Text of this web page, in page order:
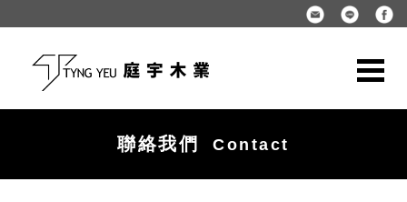
聯絡我們 Contact